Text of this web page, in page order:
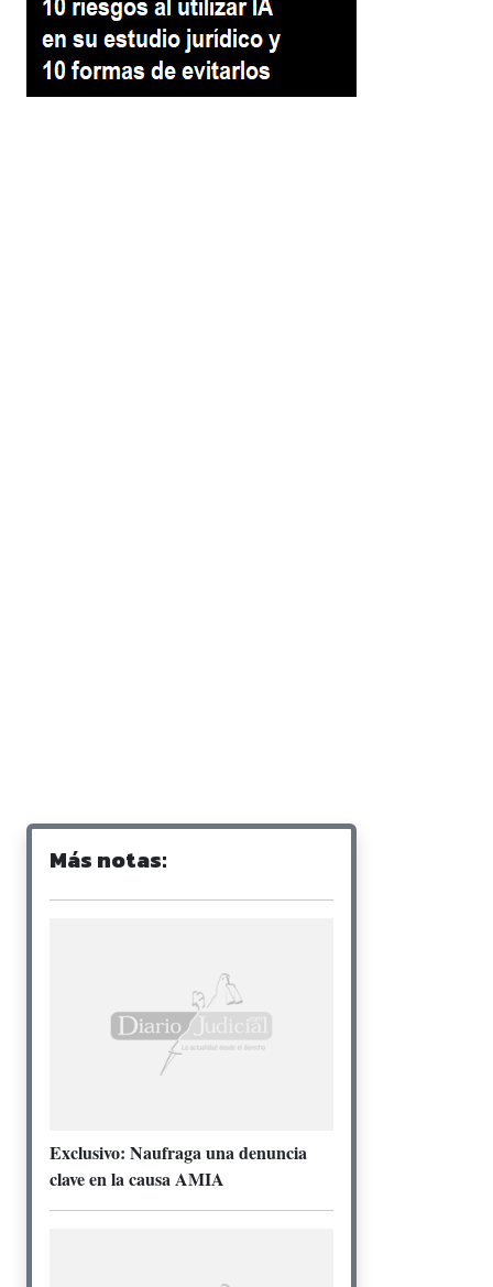
Más notas:
Exclusivo: Naufraga una denuncia
clave en la causa AMIA